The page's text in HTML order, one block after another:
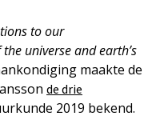
to our
universe and earth’s
maakte de
de drie
2019 bekend.